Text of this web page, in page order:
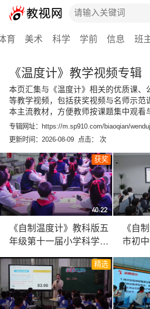
育 美术 科学 学前 信息 班
《温度计》教学视频专辑
本页汇集与《温度计》相关的优质课、
等教学视频，包括获奖视频与名师示范
本主流教材，方便教师按课题集中观看
专辑网址：https://m.sp910.com/biaoqian/
更新时间：2026-08-09 点击：
次
获奖
40:22
《自制温度计》教科版五
年级第十一届小学科学优
质课竞赛一等奖视频
《自
市初
学研讨
精选